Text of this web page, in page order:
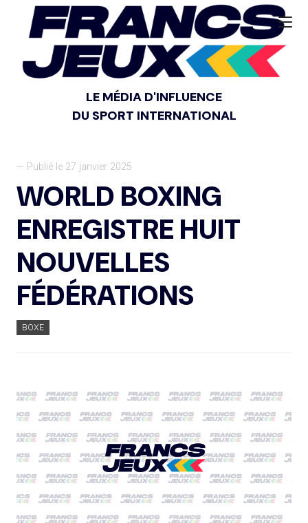
LE MÉDIA D'INFLUENCE
DU SPORT INTERNATIONAL
— Publié le 27 janvier 2025
WORLD BOXING
ENREGISTRE HUIT
NOUVELLES
FÉDÉRATIONS
BOXE